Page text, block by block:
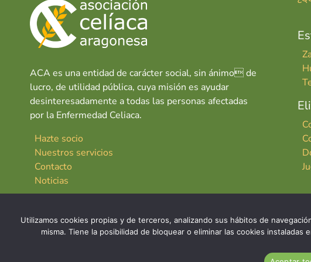
ACA es una entidad de carácter social, sin ánimo de
lucro, de utilidad pública, cuya misión es ayudar
desinteresadamente a todas las personas afectadas
por la Enfermedad Celiaca.
Hazte socio
Nuestros servicios
Contacto
Noticias
Utilizamos cookies propias y de terceros, analizando sus hábitos de
misma. Tiene la posibilidad de bloquear o eliminar las cookies